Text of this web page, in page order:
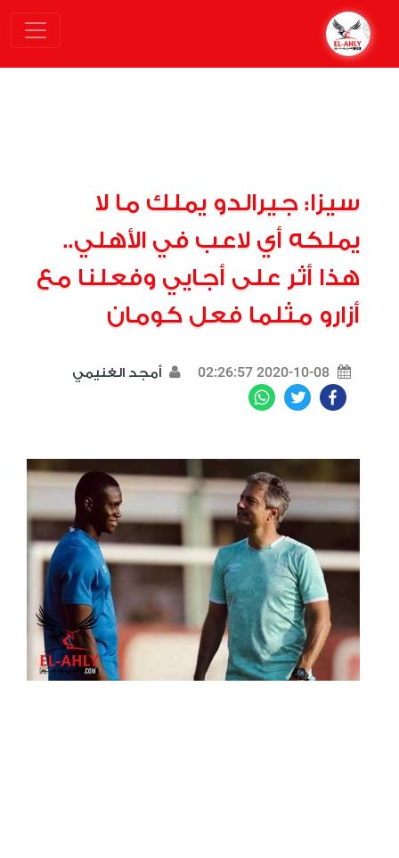
سيزا: جيرالدو يملك ما لا
يملكه أي لاعب في الأهلي..
هذا أثر على أجايي وفعلنا مع
أزارو مثلما فعل كومان
2020-10-08 02:26:57 أمجد الغنيمي
Facebook
Twitter